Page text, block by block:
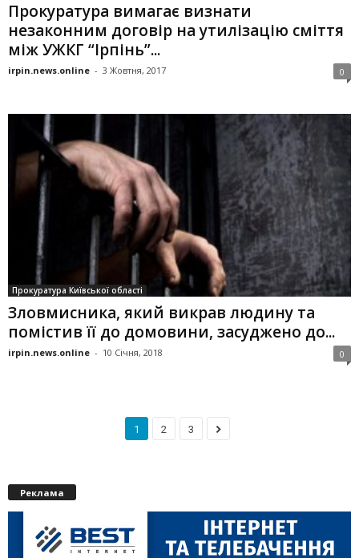
Прокуратура вимагає визнати
незаконним договір на утилізацію сміття
між УЖКГ “Ірпінь”...
irpin.news.online - 3 Жовтня, 2017 0
Прокуратура Київської області
Зловмисника, який викрав людину та
помістив її до домовини, засуджено до...
irpin.news.online - 10 Січня, 2018 0
1 2 3
Реклама